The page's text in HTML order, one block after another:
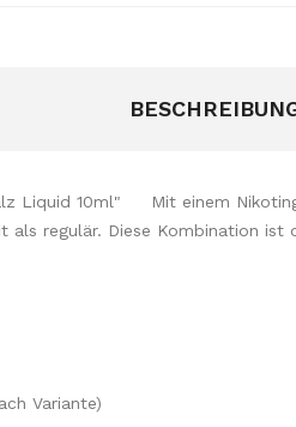
Liquid 10ml" Mit einem
als regulär. Diese Kombination
Variante)